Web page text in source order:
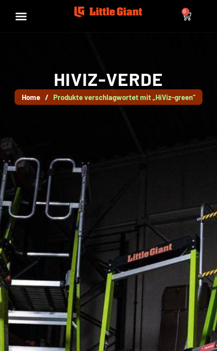
0
HIVIZ-VERDE
Home / Produkte verschlagwortet mit „HiViz-green“